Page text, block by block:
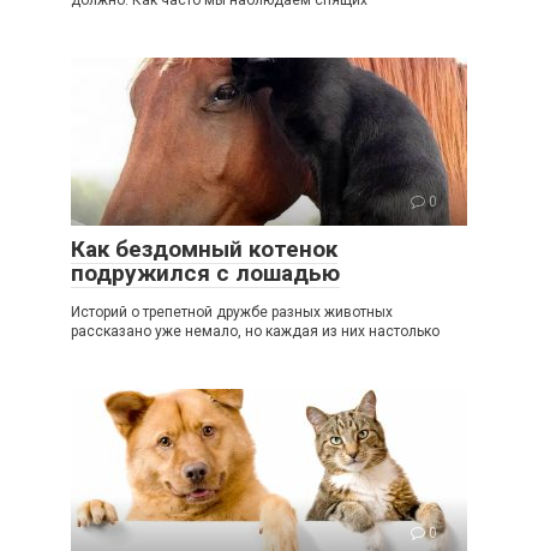
0
Как бездомный котенок
подружился с лошадью
Историй о трепетной дружбе разных животных
рассказано уже немало, но каждая из них настолько
0